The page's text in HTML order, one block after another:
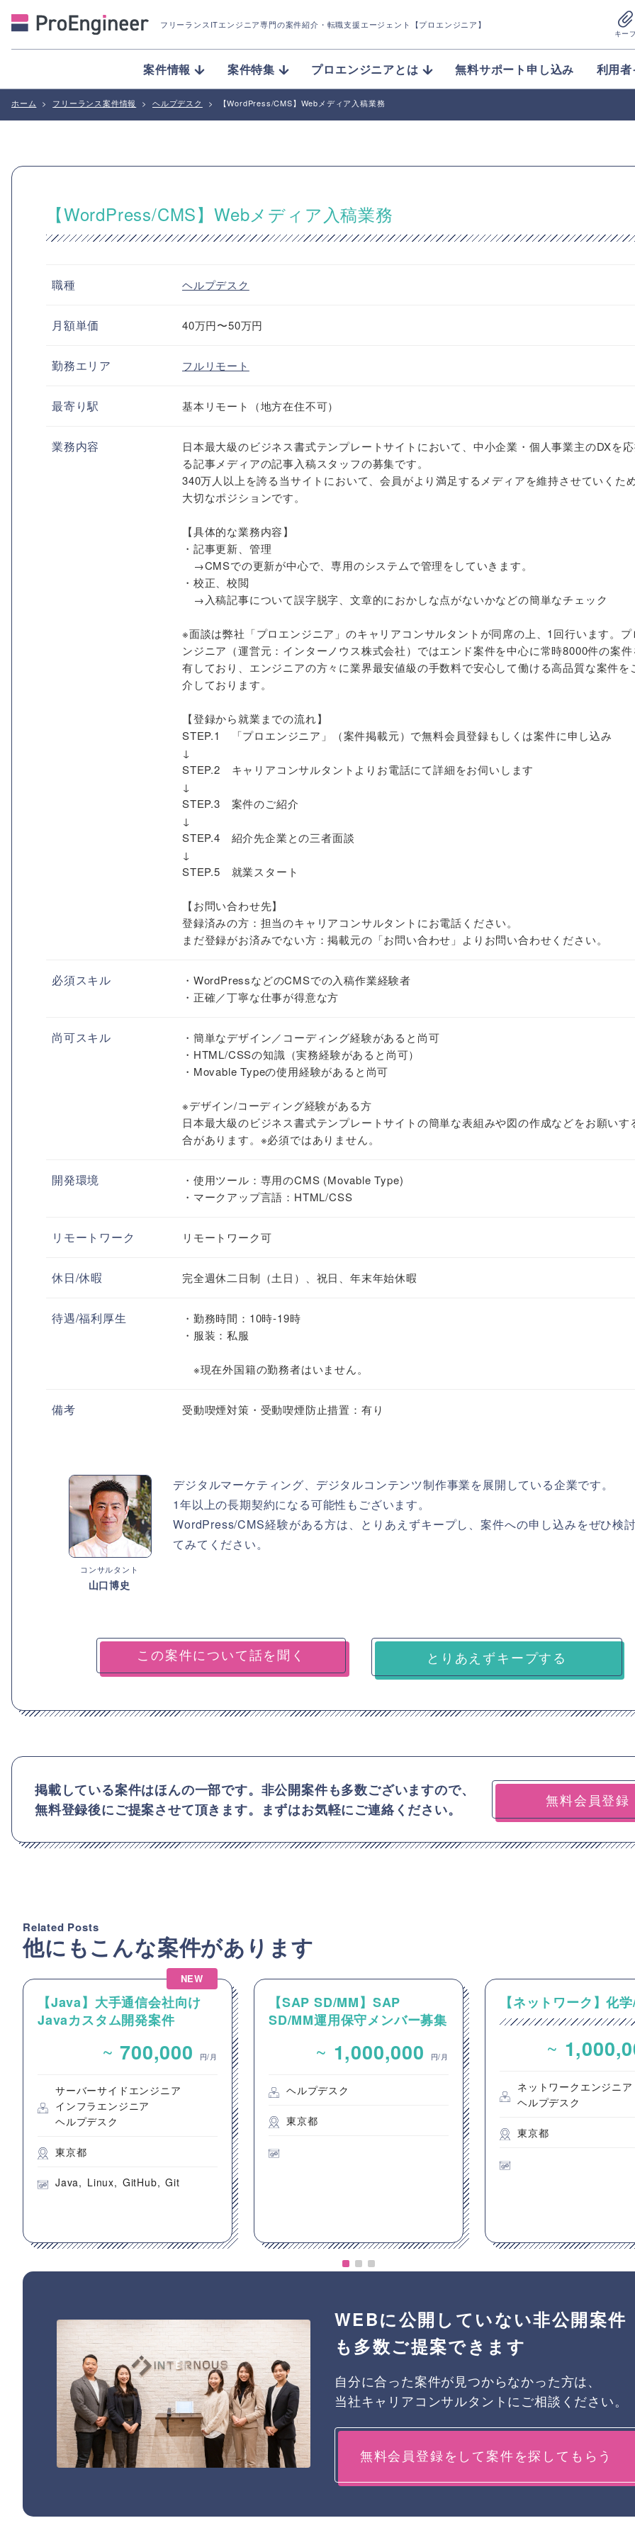
フリーランスITエンジニア専門の案件紹介 ・転職支援エージェント【プロエンジニア】
キー
案件情報 案件特集 プロエンジニアとは 無料サポート申し込み 利用
ホーム > フリーランス案件情報 > ヘルプデスク > 【WordPress/CMS】Webメディア入稿業務
【WordPress/CMS】Webメディア入稿業務
職種 ヘルプデスク
月額単価 40万円〜50万円
勤務エリア フルリモート
最寄り駅 基本リモート（地方在住不可）
業務内容
日本最大級のビジネス書式テンプレートサイトにおいて、中小企業・個人事業主のDXを
る記事メディアの記事入稿スタッフの募集です。
340万人以上を誇る当サイトにおいて、会員がより満足するメディアを維持させていくた
大切なポジションです。
【具体的な業務内容】
・記事更新、管理
→CMSでの更新が中心で、専用のシステムで管理をしていきます。
・校正、校閲
→入稿記事について誤字脱字、文章的におかしな点がないかなどの簡単なチェック
※面談は弊社「プロエンジニア」のキャリアコンサルタントが同席の上、1回行います。プ
ンジニア（運営元：インターノウス株式会社）ではエンド案件を中心に常時8000件の案
有しており、エンジニアの方々に業界最安値級の手数料で安心して働ける高品質な案件を
介しております。
【登録から就業までの流れ】
STEP.1 「プロエンジニア」（案件掲載元）で無料会員登録もしくは案件に申し込み
↓
STEP.2 キャリアコンサルタントよりお電話にて詳細をお伺いします
↓
STEP.3 案件のご紹介
↓
STEP.4 紹介先企業との三者面談
↓
STEP.5 就業スタート
【お問い合わせ先】
登録済みの方：担当のキャリアコンサルタントにお電話ください。
まだ登録がお済みでない方：掲載元の「お問い合わせ」よりお問い合わせください。
必須スキル
・WordPressなどのCMSでの入稿作業経験者
・正確／丁寧な仕事が得意な方
尚可スキル
・簡単なデザイン／コーディング経験があると尚可
・HTML/CSSの知識（実務経験があると尚可）
・Movable Typeの使用経験があると尚可
※デザイン/コーディング経験がある方
日本最大級のビジネス書式テンプレートサイトの簡単な表組みや図の作成などをお願いす
合があります。※必須ではありません。
開発環境
・使用ツール：専用のCMS (Movable Type)
・マークアップ言語：HTML/CSS
リモートワーク リモートワーク可
休日/休暇 完全週休二日制（土日）、祝日、年末年始休暇
待遇/福利厚生
・勤務時間：10時-19時
・服装：私服
※現在外国籍の勤務者はいません。
備考 受動喫煙対策・受動喫煙防止措置：有り
コンサルタント
山口博史
デジタルマーケティング、デジタルコンテンツ制作事業を展開している企業です。
1年以上の長期契約になる可能性もございます。
WordPress/CMS経験がある方は、とりあえずキープし、案件への申し込みをぜひ検
てみてください。
とりあえずキープする
掲載している案件はほんの一部です。非公開案件も多数ございますので、
無料登録後にご提案させて頂きます。まずはお気軽にご連絡ください。
無料会員登録
Related Posts
他にもこんな案件があります
NEW
【Java】大手通信会社向け
Javaカスタム開発案件
~ 700,000 円/月
サーバーサイドエンジニア
インフラエンジニア
ヘルプデスク
東京都
Java Linux GitHub Git
【SAP SD/MM】SAP
SD/MM運用保守メンバー募集
~ 1,000,000 円/月
ヘルプデスク
東京都
【ネットワーク】化
~
ネットワークエンジニア
ヘルプデスク
東京都
WEBに公開していない非公開案件
も多数ご提案できます
自分に合った案件が見つからなかった方は、
当社キャリアコンサルタントにご相談ください。
無料会員登録をして案件を探してもらう